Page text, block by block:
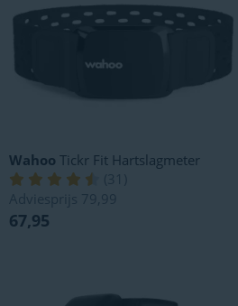
Wahoo Tickr Fit Hartslagmeter
( 31
Adviesprijs 79,99
67,95